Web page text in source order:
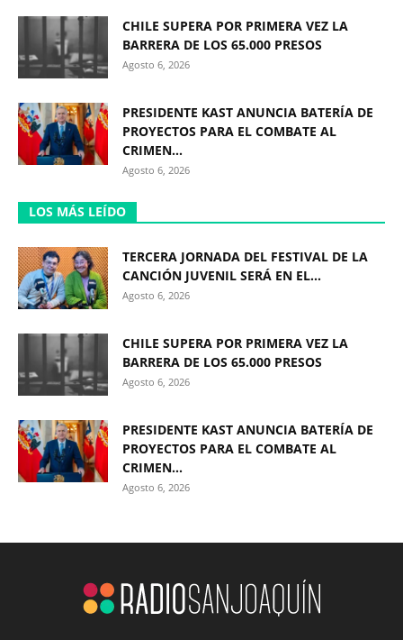
CHILE SUPERA POR PRIMERA VEZ LA
BARRERA DE LOS 65.000 PRESOS
Agosto 6, 2026
PRESIDENTE KAST ANUNCIA BATERÍA DE
PROYECTOS PARA EL COMBATE AL
CRIMEN...
Agosto 6, 2026
LOS MÁS LEÍDO
TERCERA JORNADA DEL FESTIVAL DE LA
CANCIÓN JUVENIL SERÁ EN EL...
Agosto 6, 2026
CHILE SUPERA POR PRIMERA VEZ LA
BARRERA DE LOS 65.000 PRESOS
Agosto 6, 2026
PRESIDENTE KAST ANUNCIA BATERÍA DE
PROYECTOS PARA EL COMBATE AL
CRIMEN...
Agosto 6, 2026